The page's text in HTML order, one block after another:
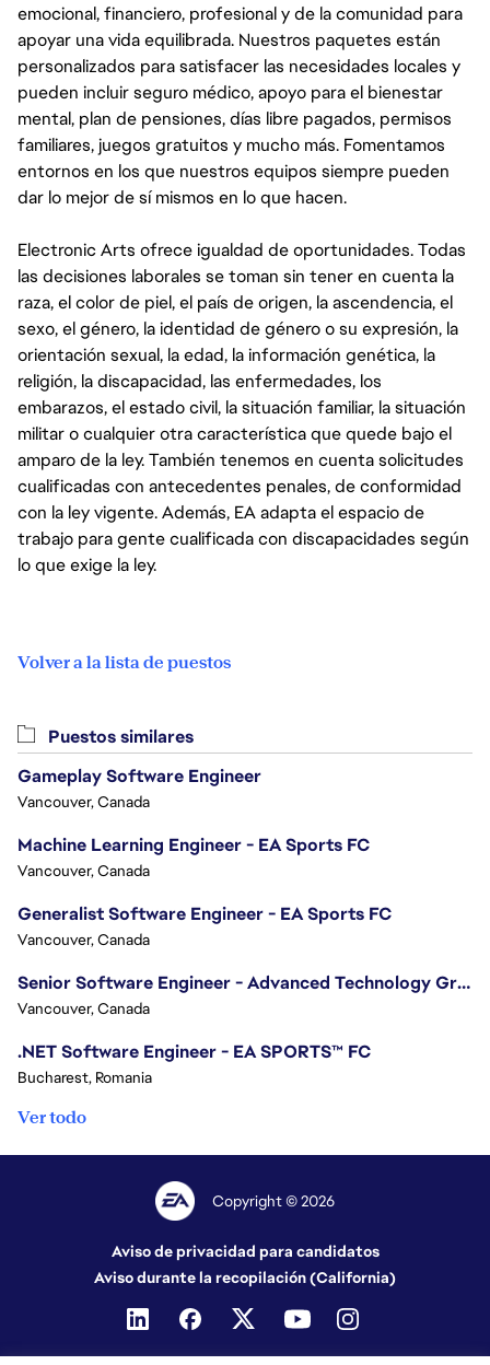
emocional, financiero, profesional y de la comunidad para
apoyar una vida equilibrada. Nuestros paquetes están
personalizados para satisfacer las necesidades locales y
pueden incluir seguro médico, apoyo para el bienestar
mental, plan de pensiones, días libre pagados, permisos
familiares, juegos gratuitos y mucho más. Fomentamos
entornos en los que nuestros equipos siempre pueden
dar lo mejor de sí mismos en lo que hacen.
Electronic Arts ofrece igualdad de oportunidades. Todas
las decisiones laborales se toman sin tener en cuenta la
raza, el color de piel, el país de origen, la ascendencia, el
sexo, el género, la identidad de género o su expresión, la
orientación sexual, la edad, la información genética, la
religión, la discapacidad, las enfermedades, los
embarazos, el estado civil, la situación familiar, la situación
militar o cualquier otra característica que quede bajo el
amparo de la ley. También tenemos en cuenta solicitudes
cualificadas con antecedentes penales, de conformidad
con la ley vigente. Además, EA adapta el espacio de
trabajo para gente cualificada con discapacidades según
lo que exige la ley.
Volver a la lista de puestos
Puestos similares
Gameplay Software Engineer
Vancouver, Canada
Machine Learning Engineer - EA Sports FC
Vancouver, Canada
Generalist Software Engineer - EA Sports FC
Vancouver, Canada
Senior Software Engineer - Advanced Technology Group
Vancouver, Canada
.NET Software Engineer - EA SPORTS™ FC
Bucharest, Romania
Ver todo
Copyright © 2026
Aviso de privacidad para candidatos
Aviso durante la recopilación (California)